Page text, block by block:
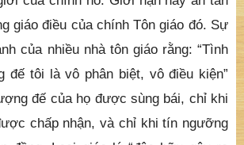
giáo điều của chính Tôn giáo đó. Sự
của nhiều nhà tôn giáo rằng: “Tình
đế tôi là vô phân biệt, vô điều kiện”
đế của họ được sùng bái, chỉ khi
chấp nhận, và chỉ khi tín ngưỡng